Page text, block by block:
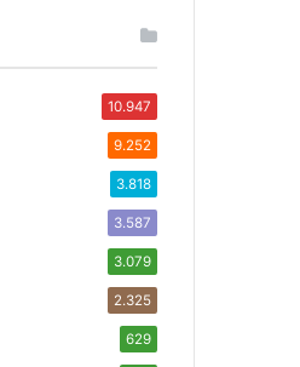
10.947
9.252
3.818
3.587
3.079
2.325
629